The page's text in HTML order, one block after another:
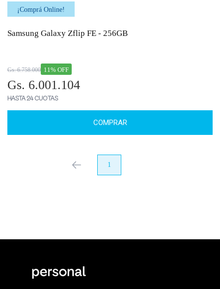
¡Comprá Online!
Samsung Galaxy Zflip FE - 256GB
11% OFF
Gs. 6.758.000
Gs. 6.001.104
HASTA 24 CUOTAS
COMPRAR
anterior 1